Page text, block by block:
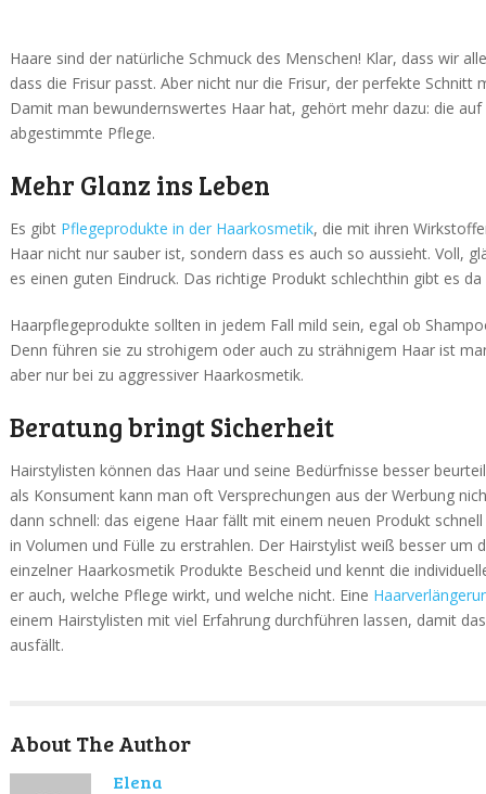
Haare sind der natürliche Schmuck des Menschen! Klar, dass wir
dass die Frisur passt. Aber nicht nur die Frisur, der perfekte Schnitt
Damit man bewundernswertes Haar hat, gehört mehr dazu: die
abgestimmte Pflege.
Mehr Glanz ins Leben
Es gibt Pflegeprodukte in der Haarkosmetik, die mit ihren
Haar nicht nur sauber ist, sondern dass es auch so aussieht. Voll,
es einen guten Eindruck. Das richtige Produkt schlechthin gibt es da
Haarpflegeprodukte sollten in jedem Fall mild sein, egal ob
Denn führen sie zu strohigem oder auch zu strähnigem Haar ist
aber nur bei zu aggressiver Haarkosmetik.
Beratung bringt Sicherheit
Hairstylisten können das Haar und seine Bedürfnisse besser
als Konsument kann man oft Versprechungen aus der Werbung
dann schnell: das eigene Haar fällt mit einem neuen Produkt
in Volumen und Fülle zu erstrahlen. Der Hairstylist weiß besser um
einzelner Haarkosmetik Produkte Bescheid und kennt die
er auch, welche Pflege wirkt, und welche nicht. Eine
einem Hairstylisten mit viel Erfahrung durchführen lassen, damit
ausfällt.
About The Author
Elena